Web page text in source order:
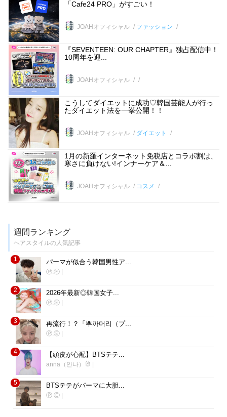
「Cafe24 PRO」がすごい！
JOAHオフィシャル ファッション
『SEVENTEEN: OUR CHAPTER』独占配信中！
10周年を迎...
JOAHオフィシャル
こうしてダイエットに成功♡韓国芸能人が行っ
たダイエット法を一挙公開！！
JOAHオフィシャル ダイエット
1月の新羅インターネット免税店とコラボ割は、
寒さに負けない!インナーケア＆...
JOAHオフィシャル コスメ
週間ランキング
ヘアスタイルの人気記事
1 パーマが似合う韓国男性ア...
Ⓟ.Ⓔ |
2 2026年最新◎韓国女子...
Ⓟ.Ⓔ |
3 再流行！？「뿌까머리（プ...
Ⓟ.Ⓔ |
4 【頭皮が心配】BTSテテ...
anna（안나）🐰 |
5 BTSテテがパーマに大胆...
Ⓟ.Ⓔ |